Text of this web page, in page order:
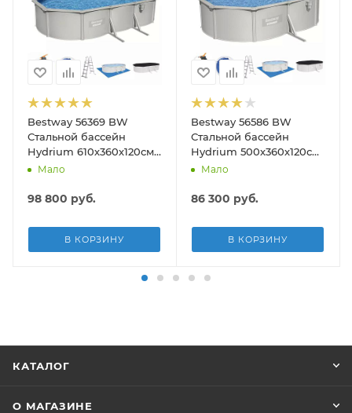
Bestway 56369 BW
Стальной бассейн
Hydrium 610х360х120см,
19929л, песч.фил.-нас
подст.
Мало
98 800 руб.
В КОРЗИНУ
Bestway 56586 BW
Стальной бассейн
Hydrium 500х360х120см,
16296л, песч.фил.-нас
подст, попл.-доз
Мало
86 300 руб.
В КОРЗИНУ
КАТАЛОГ
О МАГАЗИНЕ